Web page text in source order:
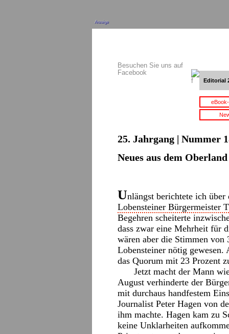
Anzeige
Besuchen Sie uns auf
Facebook
Editorial
25. Jahrgang | Nummer
Neues aus dem Oberland
Unlängst berichtete ich
Lobensteiner Bürgermeister
Begehren scheiterte
dass zwar eine Mehrheit für
wären aber die Stimmen von
Lobensteiner nötig
das Quorum mit 23 Prozent
Jetzt macht der Mann
August verhinderte der
mit durchaus handfestem
Journalist Peter Hagen von
ihm machte. Hagen kam zu
keine Unklarheiten